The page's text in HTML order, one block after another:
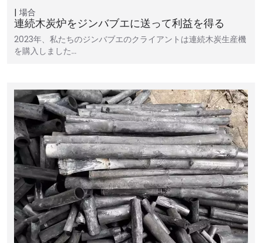
場合
連続木炭炉をジンバブエに送って利益を得る
2023年、私たちのジンバブエのクライアントは連続木炭生産機
を購入しました…